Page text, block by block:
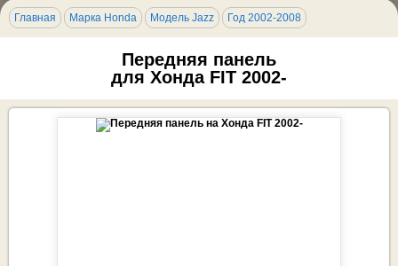
Главная Марка Honda Модель Jazz Год 2002-2008
Передняя панель
для Хонда FIT 2002-